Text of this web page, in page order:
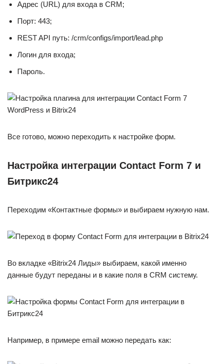
Адрес (URL) для входа в CRM;
Порт: 443;
REST API путь: /crm/configs/import/lead.php
Логин для входа;
Пароль.
Все готово, можно переходить к настройке форм.
Настройка интеграции Contact Form 7 и
Битрикс24
Переходим «Контактные формы» и выбираем нужную нам.
Во вкладке «Bitrix24 Лиды» выбираем, какой именно
данные будут переданы и в какие поля в CRM систему.
Например, в примере email можно передать как: